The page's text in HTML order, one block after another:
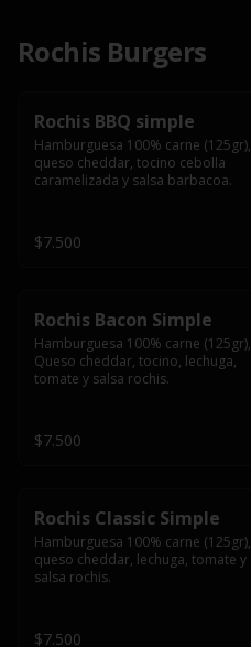
Rochis Burgers
Rochis BBQ simple
Hamburguesa 100% carne (125gr),
queso cheddar, tocino cebolla
caramelizada y salsa barbacoa.
$7.500
Rochis Bacon Simple
Hamburguesa 100% carne (125gr),
Queso cheddar, tocino, lechuga,
tomate y salsa rochis.
$7.500
Rochis Classic Simple
Hamburguesa 100% carne (125gr),
queso cheddar, lechuga, tomate y
salsa rochis.
$7.500